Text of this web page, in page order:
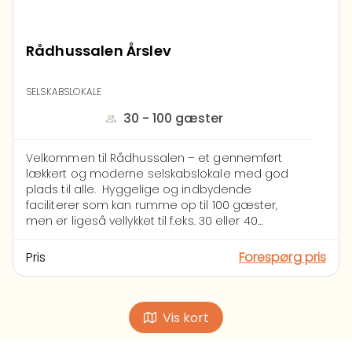
Rådhussalen Årslev
SELSKABSLOKALE
30 - 100 gæster
Velkommen til Rådhussalen – et gennemført
lækkert og moderne selskabslokale med god
plads til alle. Hyggelige og indbydende
faciliterer som kan rumme op til 100 gæster,
men er ligeså vellykket til f.eks. 30 eller 40
Lækker atriumgård med møbler og oliventræer.
Flot bar og lounge område med billard,
barnlige sjæle) kan boltre sig. Rådhussalen
egner sig til enhver fest. Barnedåb, bryllup,
konfirmation eller bare en god fest.
Pris Forespørg pris
Vis kort